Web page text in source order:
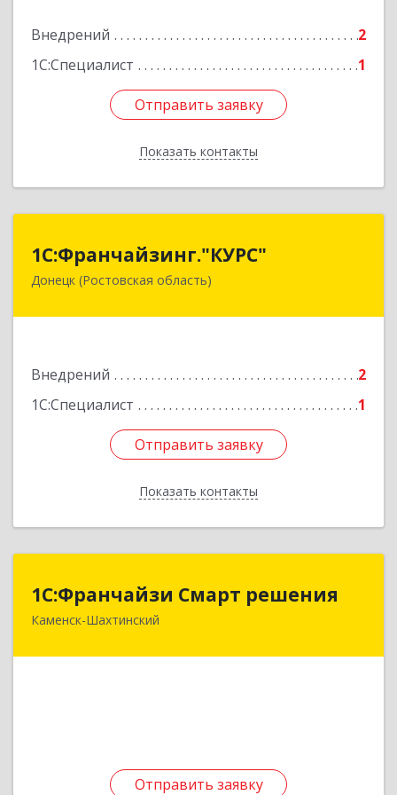
Внедрений
2
1С:Специалист
1
Отправить заявку
Показать контакты
Подробнее
Отправить заявку
Назад
1С:Франчайзинг."КУРС"
Донецк (Ростовская область)
Внедрений
2
1С:Специалист
1
Отправить заявку
Показать контакты
1С:Франчайзинг."КУРС"
346330, Ростовская обл, Донецк г, Благодатный
Отправить заявку
Назад
1С:Франчайзи Смарт решения
Каменск-Шахтинский
Отправить заявку
1С:Франчайзи Смарт решения
347800, Ростовская обл, Каменск-Шахтинский г,
Отправить заявку